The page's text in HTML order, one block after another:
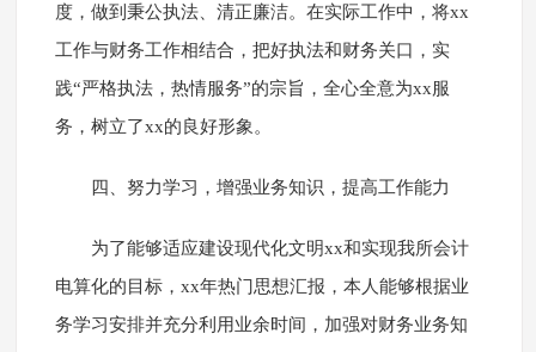
度，做到秉公执法、清正廉洁。在实际工作中，将xx
工作与财务工作相结合，把好执法和财务关口，实
践“严格执法，热情服务”的宗旨，全心全意为xx服
务，树立了xx的良好形象。
四、努力学习，增强业务知识，提高工作能力
为了能够适应建设现代化文明xx和实现我所会计
电算化的目标，xx年热门思想汇报，本人能够根据业
务学习安排并充分利用业余时间，加强对财务业务知